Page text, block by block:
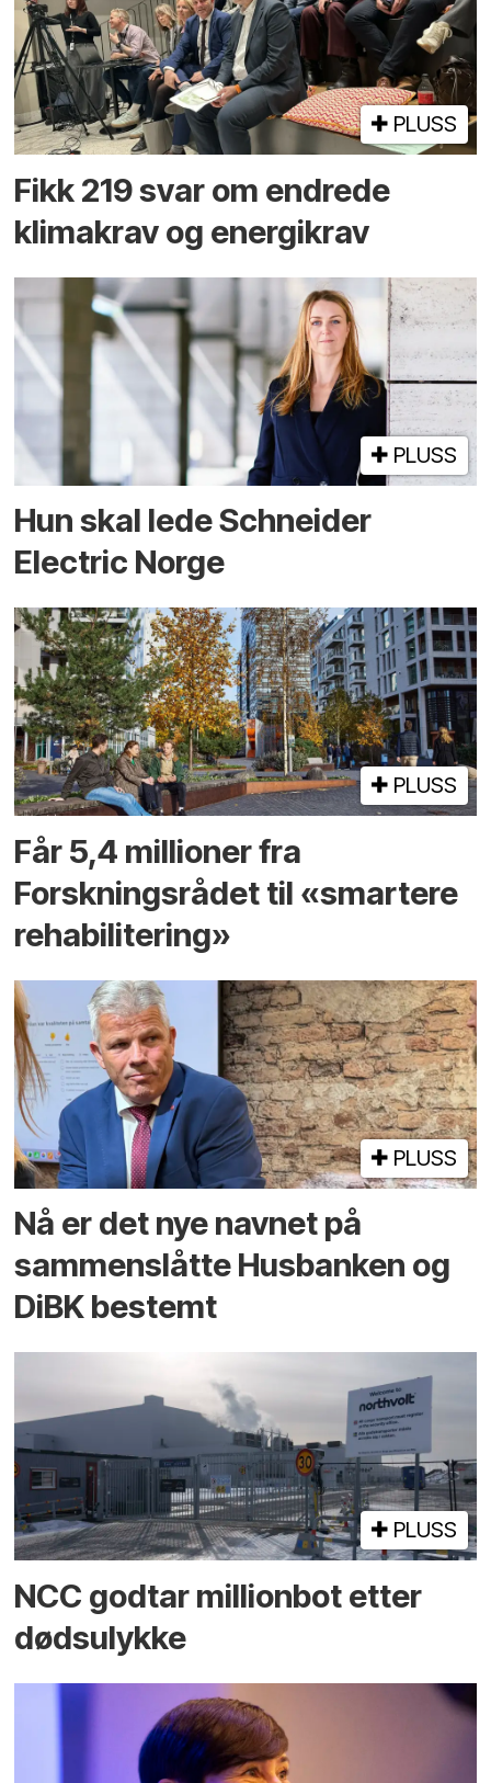
PLUSS
Fikk 219 svar om endrede
klimakrav og energikrav
PLUSS
Hun skal lede Schneider
Electric Norge
PLUSS
Får 5,4 millioner fra
Forskningsrådet til «smartere
rehabilitering»
PLUSS
Nå er det nye navnet på
sammenslåtte Husbanken og
DiBK bestemt
PLUSS
NCC godtar millionbot etter
dødsulykke